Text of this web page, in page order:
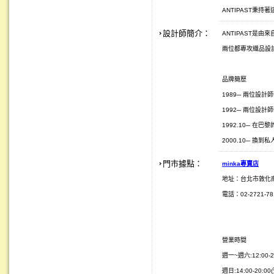
ANTIPAST秉持著
設計師簡介： ANTIPAST是由來
兩位都專攻織品設
品牌簡歷
1989─ 兩位設計
1992─ 兩位設計
1992.10─ 在巴黎
2000.10─ 換到私
門市據點： minka專賣店
地址：台北市敦化
電話：02-2721-
營業時間
週一~週六:12:00-
週日:14:00-20:00(